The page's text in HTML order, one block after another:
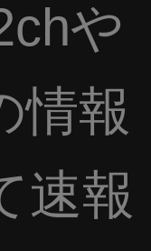
や
情報
速報